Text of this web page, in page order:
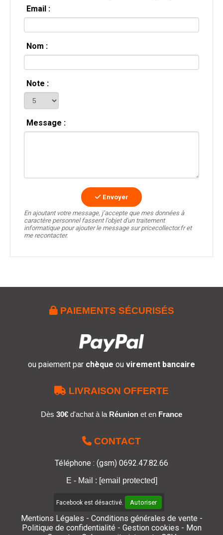
Email :
Nom :
Note :
Message :
Envoyer
En ajoutant votre message, j’accepte que mes données à
caractère personnel fassent l'objet d'un traitement
informatique pour ajouter le message sur pricecollector.fr et
me recontacter.
 PAIEMENTS SÉCURISÉS
ou paiement par chèque ou virement bancaire
 LIVRAISON OFFERTE
Dès 30€ d'achat à la Réunion et en France
 CONTACT
Téléphone : (gsm) 0692.47.82.66
E - Mail : [email protected]
Facebook est désactivé. Autoriser
Mentions Légales
Conditions générales de vente
Politique de confidentialité
Gestion cookies
Mon